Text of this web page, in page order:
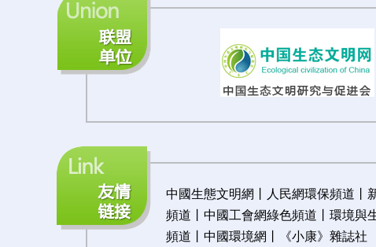
中國生態文明網 人民網環保頻道
頻道
中國工會網綠色頻道 環境與
頻道
中國環境網 丨《小康》雜誌社